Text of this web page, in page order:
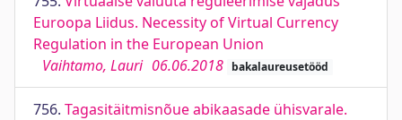
Euroopa Liidus. Necessity of Virtual Currency
Regulation in the European Union
Vaihtamo, Lauri 06.06.2018 bakalaureusetööd
756. Tagasitäitmisnõue abikaasade ühisvarale.